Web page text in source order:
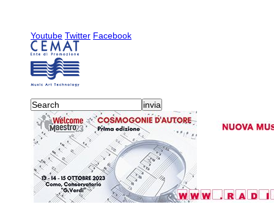
Youtube Twitter Facebook